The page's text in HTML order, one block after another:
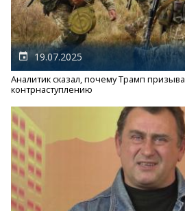
19.07.2025
Аналитик сказал, почему Трамп
контрнаступлению